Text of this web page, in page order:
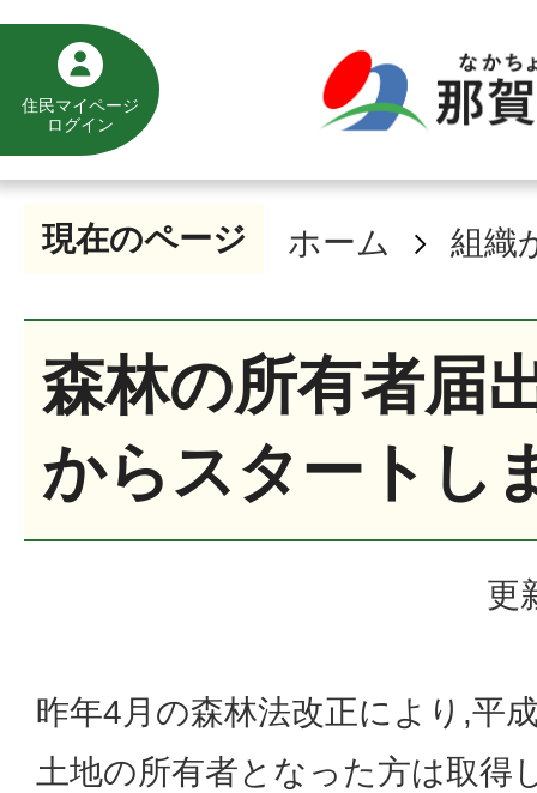
住民マイページ
ログイン
現在のページ ホーム 組織
森林の所有者届
からスタートし
更
昨年4月の森林法改正により,平
土地の所有者となった方は取得